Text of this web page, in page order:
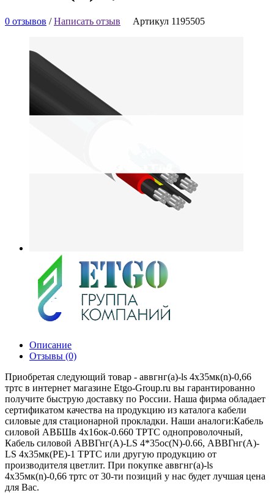
0 отзывов /Написать отзыв Артикул 1195505
Описание
Отзывы (0)
Приобретая следующий товар - аввгнг(а)-ls 4х35мк(n)-0,66
тртс в интернет магазине Etgo-Group.ru вы гарантированно
получите быструю доставку по России. Наша фирма обладает
сертификатом качества на продукцию из каталога кабели
силовые для стационарной прокладки. Наши аналоги:Кабель
силовой АВБШв 4х16ок-0.660 ТРТС однопроволочный,
Кабель силовой АВВГнг(А)-LS 4*35ос(N)-0.66, АВВГнг(А)-
LS 4х35мк(PE)-1 ТРТС или другую продукцию от
производителя цветлит. При покупке аввгнг(а)-ls
4х35мк(n)-0,66 тртс от 30-ти позиций у нас будет лучшая цена
для Вас.